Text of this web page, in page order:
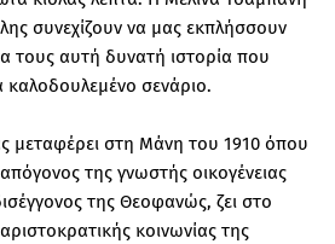
συνεχίζουν να μας εκπλήσσουν
τους αυτή δυνατή ιστορία που
καλοδουλεμένο σενάριο.
μεταφέρει στη Μάνη του 1910 όπου
της γνωστής οικογένειας
της Θεοφανώς, ζει στο
κοινωνίας της